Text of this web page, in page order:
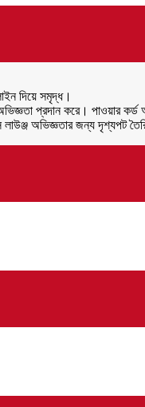
দিয়ে সমৃদ্ধ।
প্রদান করে। পাওয়ার
অভিজ্ঞতার জন্য দৃশ্যপট